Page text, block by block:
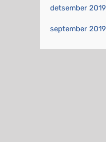
detsember 2019
september 2019